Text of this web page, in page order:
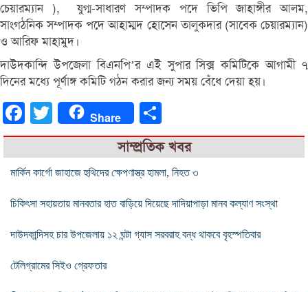
চেয়ারম্যান ), যুগ্ম-সাধারণ সম্পাদক পদে ভিপি জাহাঙ্গীর আলম,
সাংগঠনিক সম্পাদক পদে আহাম্মদ হোসেন তালুকদার (সাবেক চেয়ারম্যান)
ও আরিফ মাহামুদ।
দাউদকান্দি উপজেলা বিএনপি’র এই সুপার সিক্স কমিটিকে আগামী ৭
দিনের মধ্যে পূর্ণাঙ্গ কমিটি গঠন করার জন্য সময় বেঁধে দেয়া হয়।
FacebookTwitter Share
সাম্প্রতিক খবর
মার্কিন কার্গো জাহাজে হুথিদের ক্ষেপণাস্ত্র হামলা, নিহত ৩
চিকিৎসা সহায়তায় মানবতার হাত বাড়িয়ে দিয়েছে দাদিয়াপাড়া মানব কল্যাণ সংস্থা
দাউদকান্দিসহ চার উপজেলায় ১২ ঘন্টা গ্যাস সরবরাহ বন্ধ থাকবে বৃহস্পতিবার
টেলিগ্রামের সিইও গ্রেফতার